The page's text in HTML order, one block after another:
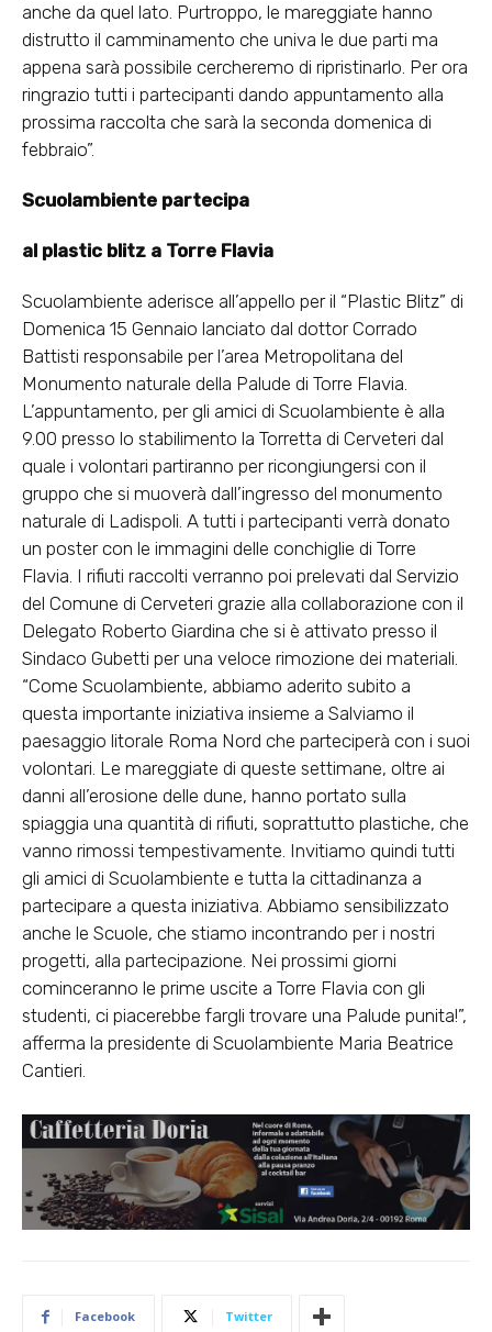
anche da quel lato. Purtroppo, le mareggiate hanno
distrutto il camminamento che univa le due parti ma
appena sarà possibile cercheremo di ripristinarlo. Per ora
ringrazio tutti i partecipanti dando appuntamento alla
prossima raccolta che sarà la seconda domenica di
febbraio”.
Scuolambiente partecipa
al plastic blitz a Torre Flavia
Scuolambiente aderisce all’appello per il “Plastic Blitz” di
Domenica 15 Gennaio lanciato dal dottor Corrado
Battisti responsabile per l’area Metropolitana del
Monumento naturale della Palude di Torre Flavia.
L’appuntamento, per gli amici di Scuolambiente è alla
9.00 presso lo stabilimento la Torretta di Cerveteri dal
quale i volontari partiranno per ricongiungersi con il
gruppo che si muoverà dall’ingresso del monumento
naturale di Ladispoli. A tutti i partecipanti verrà donato
un poster con le immagini delle conchiglie di Torre
Flavia. I rifiuti raccolti verranno poi prelevati dal Servizio
del Comune di Cerveteri grazie alla collaborazione con il
Delegato Roberto Giardina che si è attivato presso il
Sindaco Gubetti per una veloce rimozione dei materiali.
“Come Scuolambiente, abbiamo aderito subito a
questa importante iniziativa insieme a Salviamo il
paesaggio litorale Roma Nord che parteciperà con i suoi
volontari. Le mareggiate di queste settimane, oltre ai
danni all’erosione delle dune, hanno portato sulla
spiaggia una quantità di rifiuti, soprattutto plastiche, che
vanno rimossi tempestivamente. Invitiamo quindi tutti
gli amici di Scuolambiente e tutta la cittadinanza a
partecipare a questa iniziativa. Abbiamo sensibilizzato
anche le Scuole, che stiamo incontrando per i nostri
progetti, alla partecipazione. Nei prossimi giorni
cominceranno le prime uscite a Torre Flavia con gli
studenti, ci piacerebbe fargli trovare una Palude punita!”,
afferma la presidente di Scuolambiente Maria Beatrice
Cantieri.
Facebook Twitter